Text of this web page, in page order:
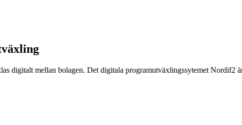
digitalt mellan bolagen. Det digitala programutväxlingssytemet Nordif2